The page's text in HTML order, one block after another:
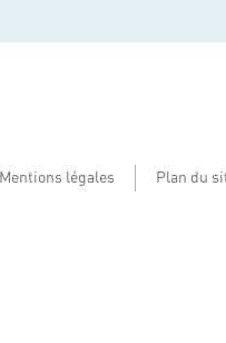
Mentions légales Plan du